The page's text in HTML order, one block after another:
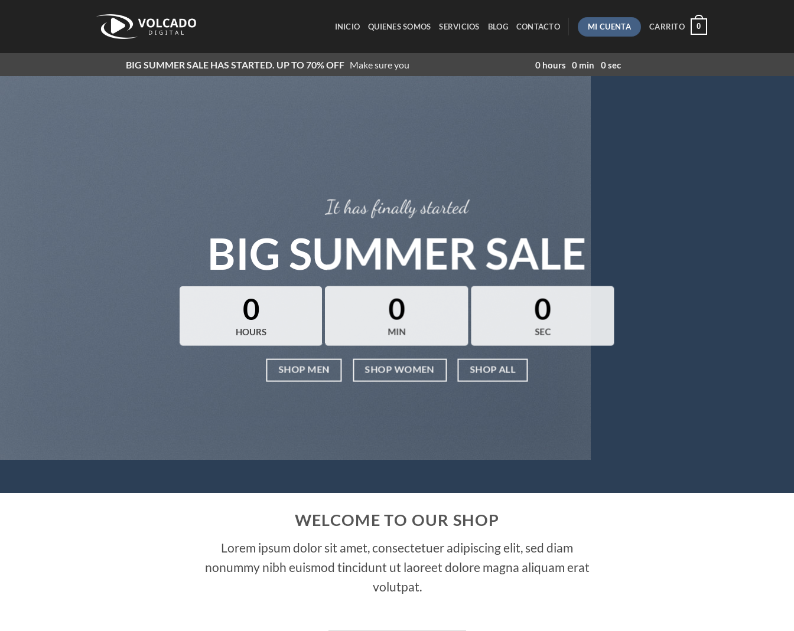
INICIO QUIENES SOMOS SERVICIOS BLOG CONTACTO MI CUENTA CARRITO 0
BIG SUMMER SALE HAS STARTED. UP TO 70% OFF Make sure you 0 hours 0 min 0sec
It has finally started
BIG SUMMER SALE
0
HOURS
0
MIN
0
SEC
SHOP MEN SHOP WOMEN SHOP ALL
WELCOME TO OUR SHOP
Lorem ipsum dolor sit amet, consectetuer adipiscing elit, sed diam
nonummy nibh euismod tincidunt ut laoreet dolore magna aliquam erat
volutpat.